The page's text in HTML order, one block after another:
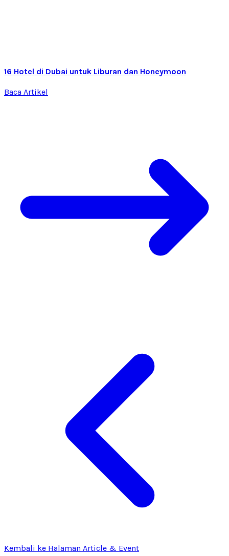
16 Hotel di Dubai untuk Liburan dan Honeymoon
Baca Artikel
Kembali ke Halaman Article & Event